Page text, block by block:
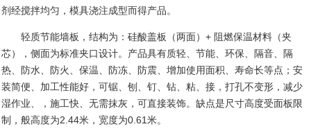
剂经搅拌均匀，模具浇注成型而得产品。
轻质节能墙板，结构为：硅酸盖板（两面）+ 阻燃保温材料（夹
芯），侧面为标准夹口设计。产品具有质轻、节能、环保、隔音、隔
热、防水、防火、保温、防冻、防震、增加使用面积、寿命长等点；安
装简便、加工性能好，可锯、刨、钉、钻、粘、接，打孔不变形，减少
湿作业、，施工快、无需抹灰，可直接装饰。缺点是尺寸高度受面板限
制，般高度为2.44米，宽度为0.61米。